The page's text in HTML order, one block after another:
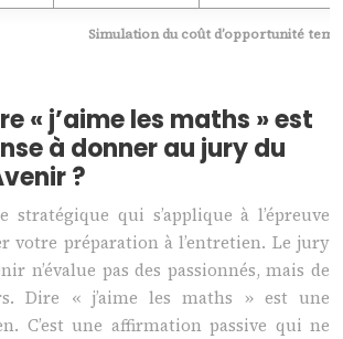
Simulation du coût d’opportunité
« j’aime les maths » est
à donner au jury du
?
stratégique qui s’applique à l’épreuve
votre préparation à l’entretien. Le jury
n’évalue pas des passionnés, mais de
Dire « j’aime les maths » est une
C’est une affirmation passive qui ne